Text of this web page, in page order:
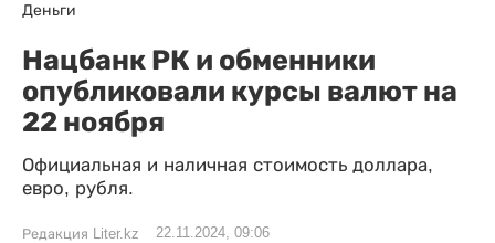
Деньги
Нацбанк РК и обменники
опубликовали курсы валют на
22 ноября
Официальная и наличная стоимость доллара,
евро, рубля.
Редакция Liter.kz 22.11.2024, 09:06